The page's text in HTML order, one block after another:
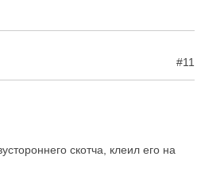
#11
скотча, клеил его на